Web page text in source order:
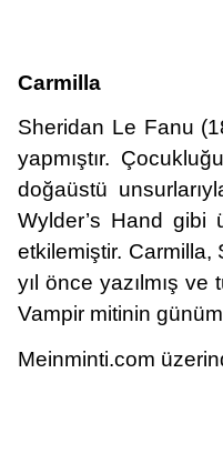
Carmilla
Sheridan Le Fanu
yapmıştır.
doğaüstü
Wylder’s Hand gibi
etkilemiştir. Carmilla,
yıl önce yazılmış
Vampir mitinin
Meinminti.com